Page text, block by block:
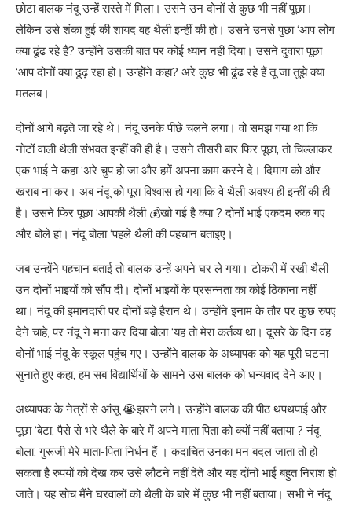
छोटा बालक नंदू उन्हें रास्ते में मिला। उसने उन दोनों से कुछ भी नहीं पूछा।
लेकिन उसे शंका हुई की शायद वह थैली इन्हीं की हो। उसने उनसे पुछा ‘आप लोग
क्या ढूंढ रहे हैं? उन्होंने उसकी बात पर कोई ध्यान नहीं दिया। उसने दुवारा पूछा
‘आप दोनों क्या ढूढ़ रहा हो। उन्होंने कहा? अरे कुछ भी ढूंढ रहे हैं तू जा तुझे क्या
मतलब।
दोनों आगे बढ़ते जा रहे थे। नंदू उनके पीछे चलने लगा। वो समझ गया था कि
नोटों वाली थैली संभवत इन्हीं की ही है। उसने तीसरी बार फिर पूछा, तो चिल्लाकर
एक भाई ने कहा ‘अरे चुप हो जा और हमें अपना काम करने दे। दिमाग को और
खराब ना कर। अब नंदू को पूरा विश्वास हो गया कि वे थैली अवश्य ही इन्हीं की ही
है। उसने फिर पूछा ‘आपकी थैली 💰खो गई है क्या ? दोनों भाई एकदम रुक गए
और बोले हां। नंदू बोला ‘पहले थैली की पहचान बताइए।
जब उन्होंने पहचान बताई तो बालक उन्हें अपने घर ले गया। टोकरी में रखी थैली
उन दोनों भाइयों को सौंप दी। दोनों भाइयों के प्रसन्नता का कोई ठिकाना नहीं
था। नंदू की इमानदारी पर दोनों बड़े हैरान थे। उन्होंने इनाम के तौर पर कुछ रुपए
देने चाहे, पर नंदू ने मना कर दिया बोला ‘यह तो मेरा कर्तव्य था। दूसरे के दिन वह
दोनों भाई नंदू के स्कूल पहुंच गए। उन्होंने बालक के अध्यापक को यह पूरी घटना
सुनाते हुए कहा, हम सब विद्यार्थियों के सामने उस बालक को धन्यवाद देने आए।
अध्यापक के नेत्रों से आंसू 😭झरने लगे। उन्होंने बालक की पीठ थपथपाई और
पूछा ‘बेटा, पैसे से भरे थैले के बारे में अपने माता पिता को क्यों नहीं बताया ? नंदू
बोला, गुरूजी मेरे माता-पिता निर्धन हैं । कदाचित उनका मन बदल जाता तो हो
सकता है रुपयों को देख कर उसे लौटने नहीं देते और यह दोंनो भाई बहुत निराश हो
जाते। यह सोच मैंने घरवालों को थैली के बारे में कुछ भी नहीं बताया। सभी ने नंदू